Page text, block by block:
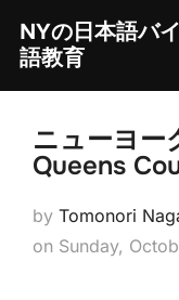
content
NYの日本語バ
語教育
ニューヨー
Queens
by Tomonori
on Posted
Sunday,